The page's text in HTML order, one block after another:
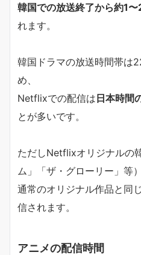
韓国での放送終了から約1
れます。
韓国ドラマの放送時間帯は
め、
Netflixでの配信は日本時間
とが多いです。
ただしNetflixオリジナルの
ム」「ザ・グローリー」等
通常のオリジナル作品と同じ
信されます。
アニメの配信時間